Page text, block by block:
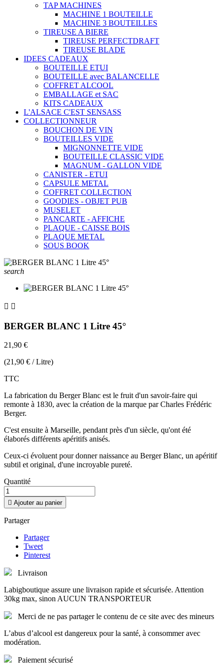
TAP MACHINES
MACHINE 1 BOUTEILLE
MACHINE 3 BOUTEILLES
TIREUSE A BIERE
TIREUSE PERFECTDRAFT
TIREUSE BLADE
IDEES CADEAUX
BOUTEILLE ETUI
BOUTEILLE avec BALANCELLE
COFFRET ALCOOL
EMBALLAGE et SAC
KITS CADEAUX
L'ALSACE C'EST SENSASS
COLLECTIONNEUR
BOUCHON DE VIN
BOUTEILLES VIDE
MIGNONNETTE VIDE
BOUTEILLE CLASSIC VIDE
MAGNUM - GALLON VIDE
CANISTER - ETUI
CAPSULE METAL
COFFRET COLLECTION
GOODIES - OBJET PUB
MUSELET
PANCARTE - AFFICHE
PLAQUE - CAISSE BOIS
PLAQUE METAL
SOUS BOOK
search
 
BERGER BLANC 1 Litre 45°
21,90 €
(21,90 € / Litre)
TTC
La fabrication du Berger Blanc est le fruit d'un savoir-faire qui
remonte à 1830, avec la création de la marque par Charles Frédéric
Berger.
C'est ensuite à Marseille, pendant près d'un siècle, qu'ont été
élaborés différents apéritifs anisés.
Ceux-ci évoluent pour donner naissance au Berger Blanc, un apéritif
subtil et original, d'une incroyable pureté.
Quantité
 Ajouter au panier
Partager
Partager
Tweet
Pinterest
Livraison
Labigboutique assure une livraison rapide et sécurisée. Attention
30kg max, sinon AUCUN TRANSPORTEUR
Merci de ne pas partager le contenu de ce site avec des mineurs
L’abus d’alcool est dangereux pour la santé, à consommer avec
modération.
Paiement sécurisé